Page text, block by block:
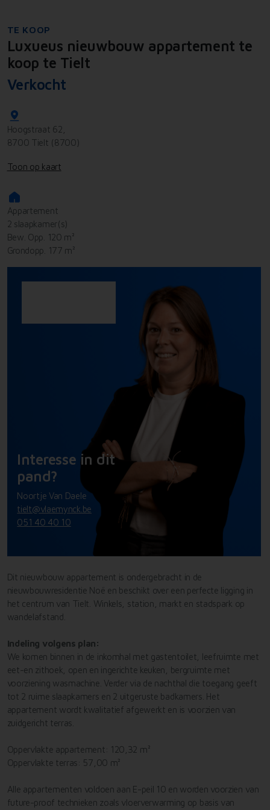
TE KOOP
Luxueus nieuwbouw appartement te
koop te Tielt
Verkocht
Hoogstraat 62,
8700 Tielt (8700)
Toon op kaart
Appartement
2 slaapkamer(s)
Bew. Opp. 120 m²
Grondopp. 177 m²
Interesse in dit
pand?
Noortje Van Daele
tielt@vlaemynck.be
051 40 40 10
Dit nieuwbouw appartement is ondergebracht in de
nieuwbouwresidentie Noë en beschikt over een perfecte ligging in
het centrum van Tielt. Winkels, station, markt en stadspark op
wandelafstand.
Indeling volgens plan:
We komen binnen in de inkomhal met gastentoilet, leefruimte met
eet-en zithoek, open en ingerichte keuken, bergruimte met
voorziening wasmachine. Verder via de nachthal die toegang geeft
tot 2 ruime slaapkamers en 2 uitgeruste badkamers. Het
appartement wordt kwalitatief afgewerkt en is voorzien van
zuidgericht terras.
Oppervlakte appartement: 120,32 m²
Oppervlakte terras: 57,00 m²
Alle appartementen voldoen aan E-peil 10 en worden voorzien van
future-proof technieken zoals vloerverwarming op basis van